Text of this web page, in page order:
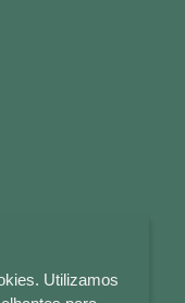
Utilizamos